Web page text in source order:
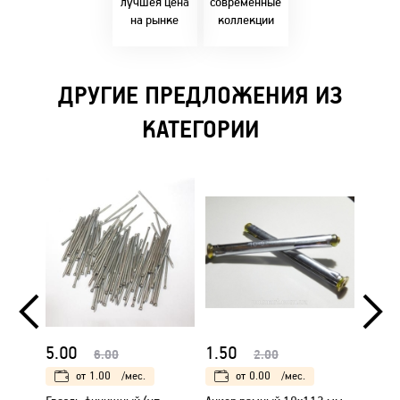
на рынке
коллекции
ДРУГИЕ ПРЕДЛОЖЕНИЯ ИЗ
КАТЕГОРИИ
5.00 6.00
от 1.00 /мес.
1.50 2.00
от 0.00 /мес.